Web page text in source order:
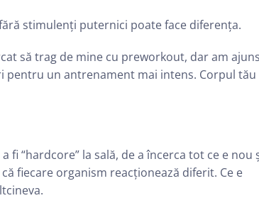
stimulenți puternici poate face diferența.
să trag de mine cu preworkout, dar am
pentru un antrenament mai intens. Corpul tău
“hardcore” la sală, de a încerca tot ce e nou
fiecare organism reacționează diferit. Ce e